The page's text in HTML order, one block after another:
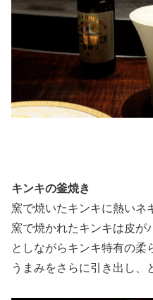
キンキの釜焼き
窯で焼いたキンキに熱いネ
窯で焼かれたキンキは皮が
としながらキンキ特有の柔
うまみをさらに引き出し、